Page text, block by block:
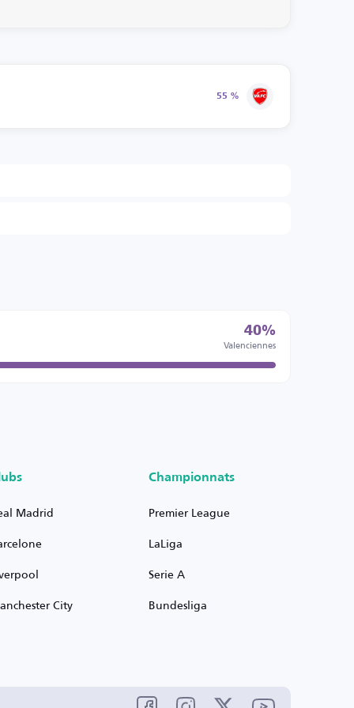
55 %
40%
Valenciennes
Madrid
City
Championnats
Premier League
LaLiga
Serie A
Bundesliga